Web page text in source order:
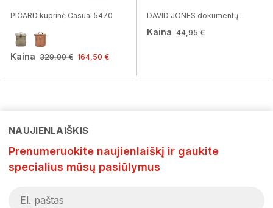
PICARD kuprinė Casual 5470
Kaina 329,00 € 164,50 €
DAVID JONES dokumentų...
Kaina 44,95 €
NAUJIENLAIŠKIS
Prenumeruokite naujienlaiškį ir gaukite
specialius mūsų pasiūlymus